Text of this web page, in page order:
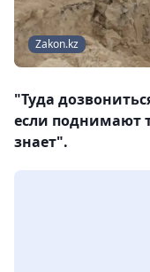
Zakon.kz
"Туда
если поднимают
знает".